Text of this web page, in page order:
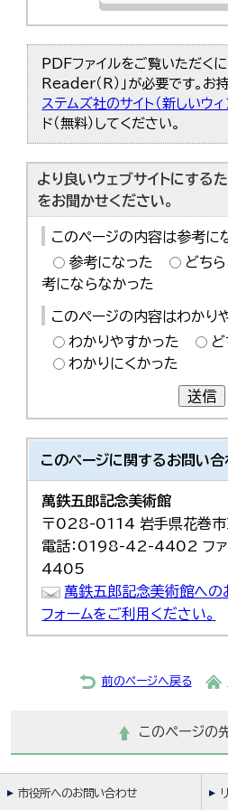
PDFファイルをご覧いただくに
Reader（R）」が必要です。お
ステムズ社のサイト（新しいウィ
ド（無料）してください。
より良いウェブサイトにする
をお聞かせください。
このページの内容は参考に
参考になった
どち
考にならなかった
このページの内容はわかり
わかりやすかった
わかりにくかった
送信
このページに関するお問い合
萬鉄五郎記念美術館
〒028-0114 岩手県花巻
電話：0198-42-4402 フ
4405
萬鉄五郎記念美術館への
フォームをご利用ください。
前のページへ戻る
このページの
市役所へのお問い合わせ